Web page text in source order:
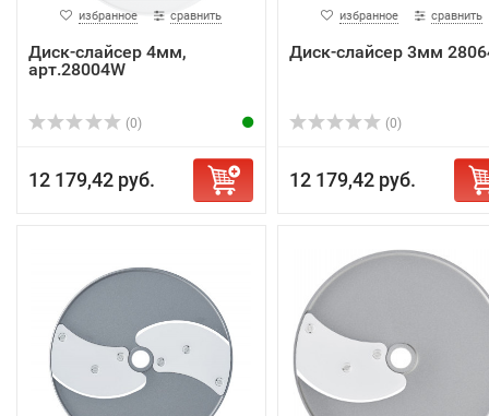
избранное сравнить
Диск-слайсер 4мм,
арт.28004W
(0)
12 179,42 руб.
избранное сравнить
Диск-слайсер 3мм
(0)
12 179,42 руб.